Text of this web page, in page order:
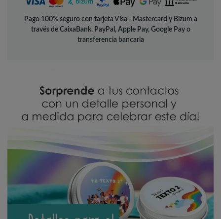
Pago 100% seguro con tarjeta Visa - Mastercard y Bizum a
través de CaixaBank, PayPal, Apple Pay, Google Pay o
transferencia bancaria